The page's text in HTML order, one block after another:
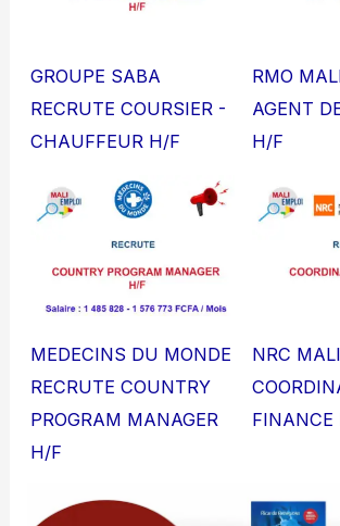
GROUPE SABA
RECRUTE COURSIER -
CHAUFFEUR H/F
RMO
AGENT
H/F
MEDECINS DU MONDE
RECRUTE COUNTRY
PROGRAM MANAGER
H/F
NRC
FINANCE